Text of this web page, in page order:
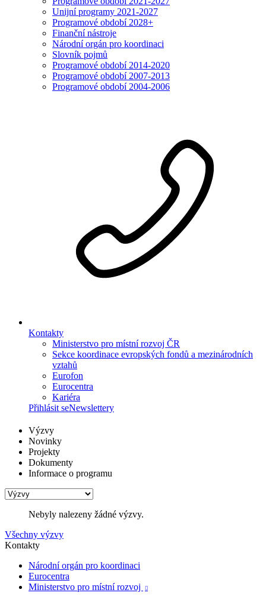
Unijní programy 2021-2027
Programové období 2028+
Finanční nástroje
Národní orgán pro koordinaci
Slovník pojmů
Programové období 2014-2020
Programové období 2007-2013
Programové období 2004-2006
Kontakty
Ministerstvo pro místní rozvoj ČR
Sekce koordinace evropských fondů a mezinárodních
vztahů
Eurofon
Eurocentra
Kariéra
Přihlásit seNewslettery
Výzvy
Novinky
Projekty
Dokumenty
Informace o programu
Nebyly nalezeny žádné výzvy.
Všechny výzvy
Kontakty
Národní orgán pro koordinaci
Eurocentra
Ministerstvo pro místní rozvoj
